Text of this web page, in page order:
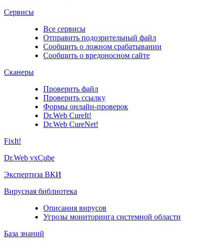
Сервисы
Все сервисы
Отправить подозрительный файл
Сообщить о ложном срабатывании
Сообщить о вредоносном сайте
Сканеры
Проверить файл
Проверить ссылку
Формы онлайн-проверок
Dr.Web CureIt!
Dr.Web CureNet!
FixIt!
Dr.Web vxCube
Экспертиза ВКИ
Вирусная библиотека
Описания вирусов
Угрозы мониторинга системной области
База знаний